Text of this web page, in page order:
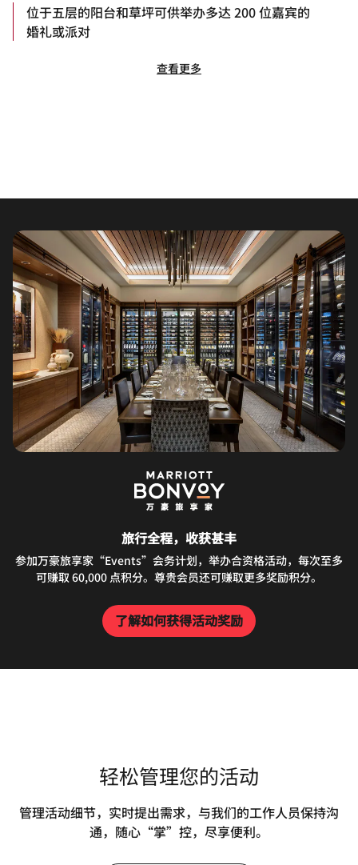
位于五层的阳台和草坪可供举办多达 200 位嘉宾的
婚礼或派对
查看更多
旅行全程，收获甚丰
参加万豪旅享家“Events”会务计划，举办合资格活动，每次至多
可赚取 60,000 点积分。尊贵会员还可赚取更多奖励积分。
了解如何获得活动奖励
轻松管理您的活动
管理活动细节，实时提出需求，与我们的工作人员保持沟
通，随心“掌”控，尽享便利。